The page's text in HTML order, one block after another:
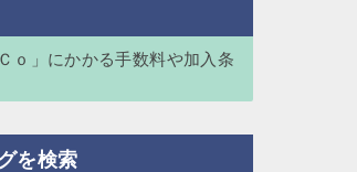
ｏ」にかかる手数料や加入条
を検索